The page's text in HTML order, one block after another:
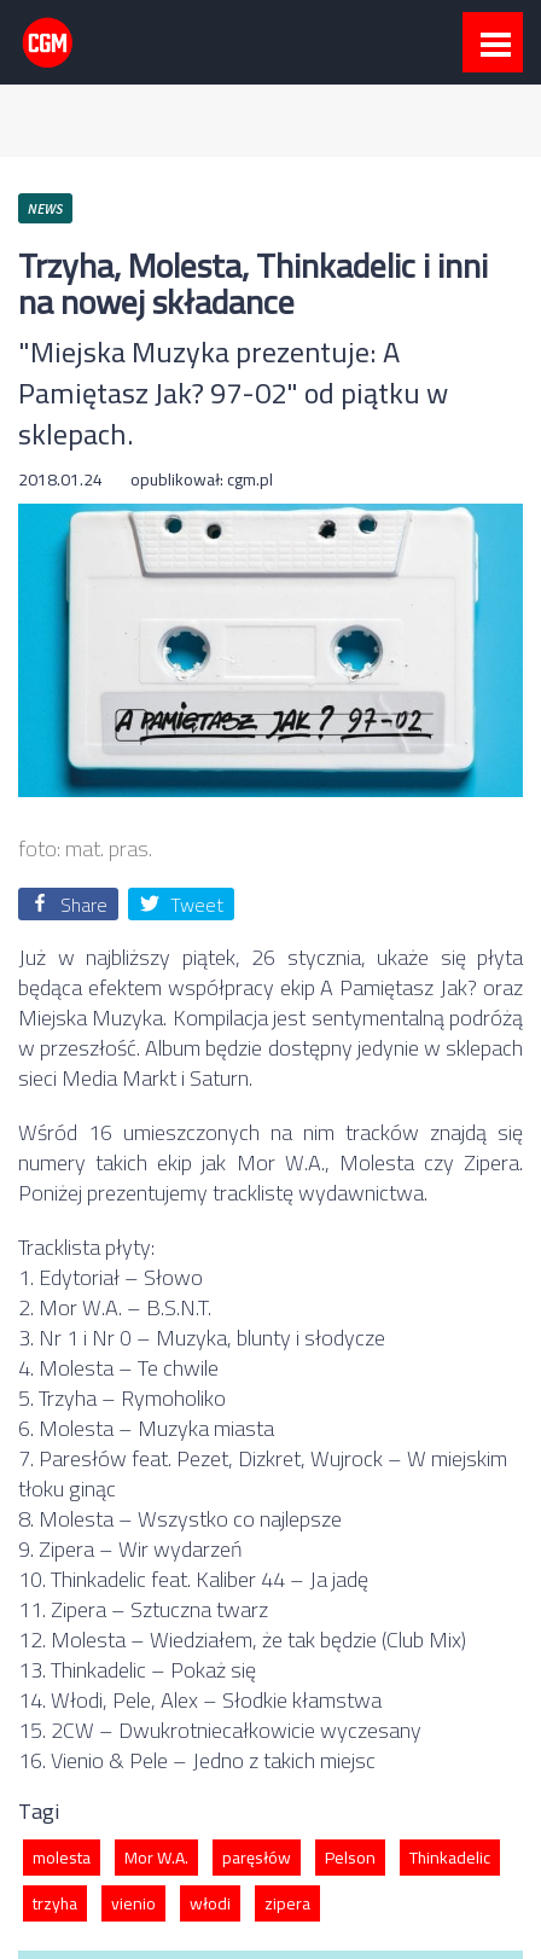
NEWS
Trzyha, Molesta, Thinkadelic i inni
na nowej składance
"Miejska Muzyka prezentuje: A
Pamiętasz Jak? 97-02" od piątku w
sklepach.
2018.01.24 opublikował:cgm.pl
foto: mat. pras.
Share Tweet
Już w najbliższy piątek, 26 stycznia, ukaże się płyta
będąca efektem współpracy ekip A Pamiętasz Jak? oraz
Miejska Muzyka. Kompilacja jest sentymentalną podróżą
w przeszłość. Album będzie dostępny jedynie w sklepach
sieci Media Markt i Saturn.
Wśród 16 umieszczonych na nim tracków znajdą się
numery takich ekip jak Mor W.A., Molesta czy Zipera.
Poniżej prezentujemy tracklistę wydawnictwa.
Tracklista płyty:
1. Edytoriał – Słowo
2. Mor W.A. – B.S.N.T.
3. Nr 1 i Nr 0 – Muzyka, blunty i słodycze
4. Molesta – Te chwile
5. Trzyha – Rymoholiko
6. Molesta – Muzyka miasta
7. Paresłów feat. Pezet, Dizkret, Wujrock – W miejskim
tłoku ginąc
8. Molesta – Wszystko co najlepsze
9. Zipera – Wir wydarzeń
10. Thinkadelic feat. Kaliber 44 – Ja jadę
11. Zipera – Sztuczna twarz
12. Molesta – Wiedziałem, że tak będzie (Club Mix)
13. Thinkadelic – Pokaż się
14. Włodi, Pele, Alex – Słodkie kłamstwa
15. 2CW – Dwukrotniecałkowicie wyczesany
16. Vienio & Pele – Jedno z takich miejsc
Tagi
molesta Mor W.A. paręsłów Pelson
Thinkadelic
trzyha
vienio włodi zipera